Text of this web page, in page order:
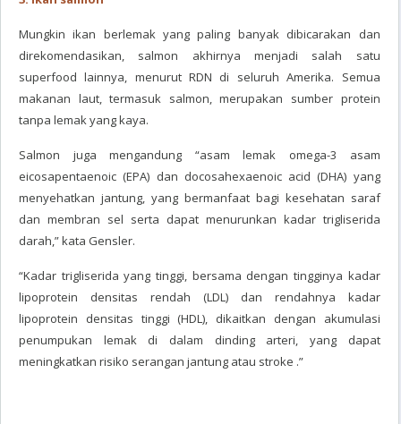
Mungkin ikan berlemak yang paling banyak dibicarakan dan
direkomendasikan, salmon akhirnya menjadi salah satu
superfood lainnya, menurut RDN di seluruh Amerika. Semua
makanan laut, termasuk salmon, merupakan sumber protein
tanpa lemak yang kaya.
Salmon juga mengandung “asam lemak omega-3 asam
eicosapentaenoic (EPA) dan docosahexaenoic acid (DHA) yang
menyehatkan jantung, yang bermanfaat bagi kesehatan saraf
dan membran sel serta dapat menurunkan kadar trigliserida
darah,” kata Gensler.
“Kadar trigliserida yang tinggi, bersama dengan tingginya kadar
lipoprotein densitas rendah (LDL) dan rendahnya kadar
lipoprotein densitas tinggi (HDL), dikaitkan dengan akumulasi
penumpukan lemak di dalam dinding arteri, yang dapat
meningkatkan risiko serangan jantung atau stroke .”